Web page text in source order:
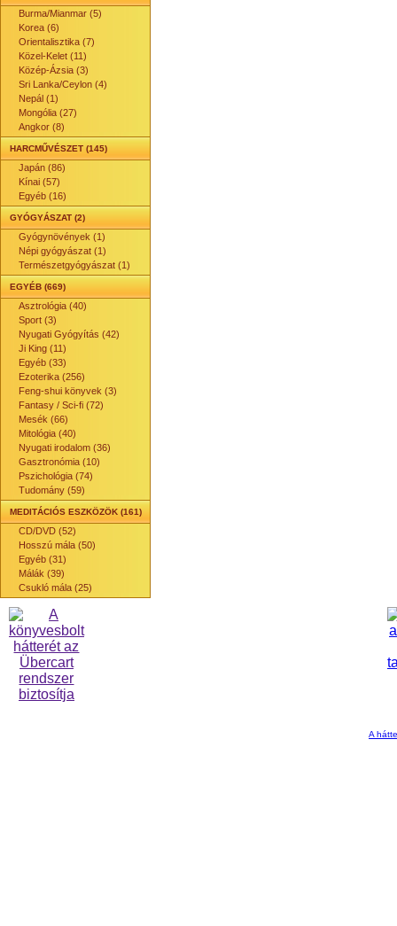
Burma/Mianmar (5)
Korea (6)
Orientalisztika (7)
Közel-Kelet (11)
Közép-Ázsia (3)
Sri Lanka/Ceylon (4)
Nepál (1)
Mongólia (27)
Angkor (8)
HARCMŰVÉSZET (145)
Japán (86)
Kínai (57)
Egyéb (16)
GYÓGYÁSZAT (2)
Gyógynövények (1)
Népi gyógyászat (1)
Természetgyógyászat (1)
EGYÉB (669)
Asztrológia (40)
Sport (3)
Nyugati Gyógyítás (42)
Ji King (11)
Egyéb (33)
Ezoterika (256)
Feng-shui könyvek (3)
Fantasy / Sci-fi (72)
Mesék (66)
Mitológia (40)
Nyugati irodalom (36)
Gasztronómia (10)
Pszichológia (74)
Tudomány (59)
MEDITÁCIÓS ESZKÖZÖK (161)
CD/DVD (52)
Hosszú mála (50)
Egyéb (31)
Málák (39)
Csukló mála (25)
A